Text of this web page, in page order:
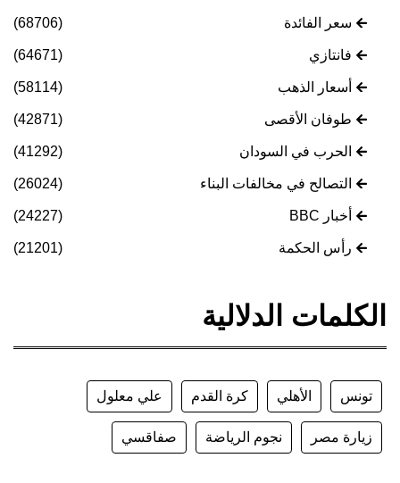
سعر الفائدة (68706)
فانتازي (64671)
أسعار الذهب (58114)
طوفان الأقصى (42871)
الحرب في السودان (41292)
التصالح في مخالفات البناء (26024)
أخبار BBC (24227)
رأس الحكمة (21201)
الكلمات الدلالية
تونس الأهلي كرة القدم علي معلول
زيارة مصر نجوم الرياضة صفاقسي